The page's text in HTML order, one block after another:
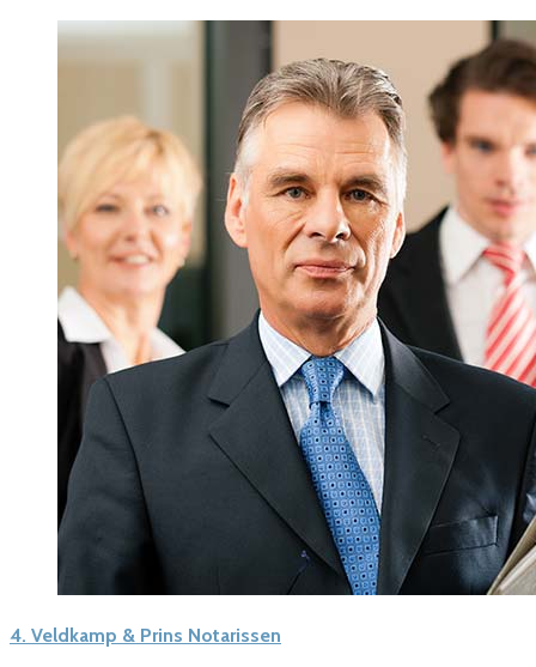
4. Veldkamp & Prins Notarissen